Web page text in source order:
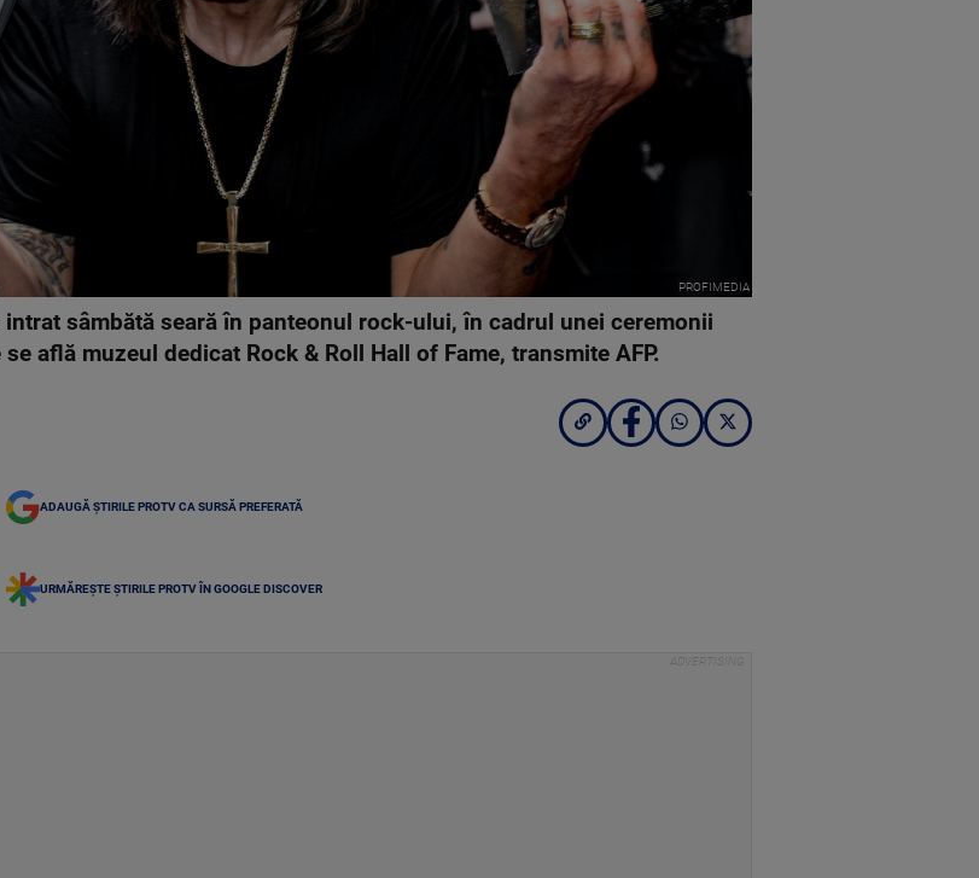
PROFIMEDIA
sâmbătă seară în panteonul rock-ului, în cadrul unei ceremonii
află muzeul dedicat Rock & Roll Hall of Fame, transmite AFP.
ADAUGĂ ȘTIRILE PROTV CA SURSĂ PREFERATĂ
URMĂREȘTE ȘTIRILE PROTV ÎN GOOGLE DISCOVER